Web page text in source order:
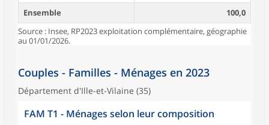
Ensemble
100,0
Source : Insee, RP2023 exploitation complémentaire, géographie
au 01/01/2026.
Couples - Familles - Ménages en 2023
Département d'Ille-et-Vilaine (35)
FAM T1 - Ménages selon leur composition